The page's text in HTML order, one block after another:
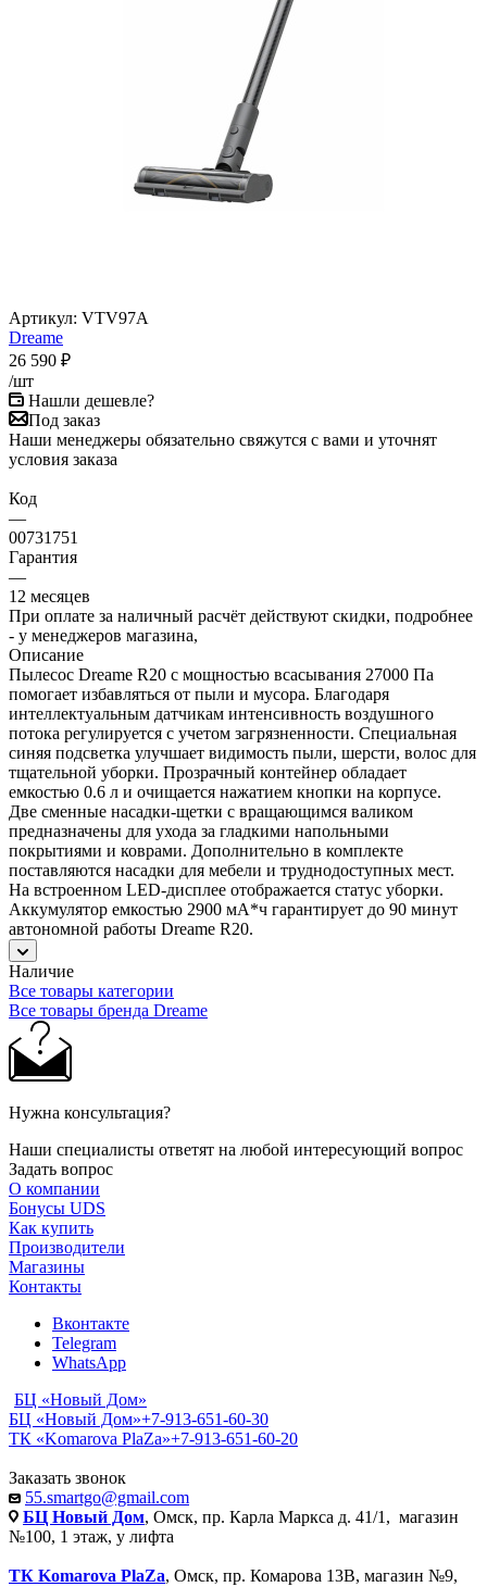
Артикул: VTV97A
Dreame
26 590 ₽
/шт
Нашли дешевле?
Под заказ
Наши менеджеры обязательно свяжутся с вами и уточнят
условия заказа
Код
—
00731751
Гарантия
—
12 месяцев
При оплате за наличный расчёт действуют скидки, подробнее
- у менеджеров магазина,
Описание
Пылесос Dreame R20 с мощностью всасывания 27000 Па
помогает избавляться от пыли и мусора. Благодаря
интеллектуальным датчикам интенсивность воздушного
потока регулируется с учетом загрязненности. Специальная
синяя подсветка улучшает видимость пыли, шерсти, волос для
тщательной уборки. Прозрачный контейнер обладает
емкостью 0.6 л и очищается нажатием кнопки на корпусе.
Две сменные насадки-щетки с вращающимся валиком
предназначены для ухода за гладкими напольными
покрытиями и коврами. Дополнительно в комплекте
поставляются насадки для мебели и труднодоступных мест.
На встроенном LED-дисплее отображается статус уборки.
Аккумулятор емкостью 2900 мА*ч гарантирует до 90 минут
автономной работы Dreame R20.
Наличие
Все товары категории
Все товары бренда Dreame
Нужна консультация?
Наши специалисты ответят на любой интересующий вопрос
Задать вопрос
О компании
Бонусы UDS
Как купить
Производители
Магазины
Контакты
Вконтакте
Telegram
WhatsApp
БЦ «Новый Дом»
БЦ «Новый Дом»+7-913-651-60-30
ТК «Komarova PlaZa»+7-913-651-60-20
Заказать звонок
55.smartgo@gmail.com
БЦ Новый Дом, Омск, пр. Карла Маркса д. 41/1, магазин
№100, 1 этаж, у лифта
ТК Komarova PlaZa, Омск, пр. Комарова 13В, магазин №9,